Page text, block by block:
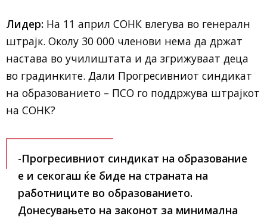
Лидер: На 11 април СОНК влегува во генералн
штрајк. Околу 30 000 членови нема да држат
настава во училиштата и да згрижуваат деца
во градинките. Дали Прогресивниот синдикат
на образованието – ПСО го поддржува штрајкот
на СОНК?
-Прогресивниот синдикат на образование
е и секогаш ќе биде на страната на
работниците во образованието.
Донесувањето на законот за минимална